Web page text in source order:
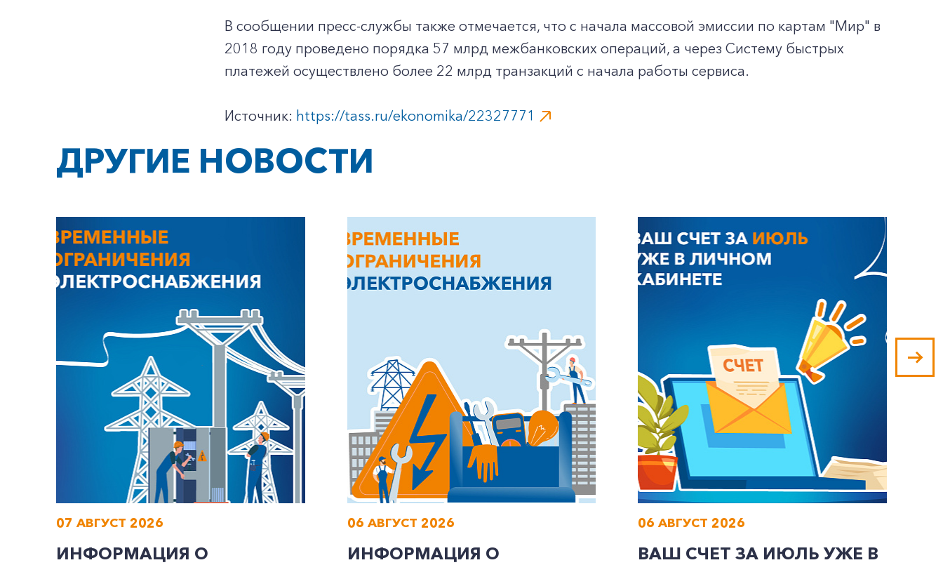
Заказать обратный звонок
Частным клиентам
Корпоративным клиентам
В сообщении пресс-службы также отмечается, что с начала массовой эмиссии по картам "Мир" в
2018 году проведено порядка 57 млрд межбанковских операций, а через Систему быстрых
платежей осуществлено более 22 млрд транзакций с начала работы сервиса.
Источник: https://tass.ru/ekonomika/22327771
ДРУГИЕ НОВОСТИ
07 АВГУСТ 2026
ИНФОРМАЦИЯ О
06 АВГУСТ 2026
ИНФОРМАЦИЯ О
06 АВГУСТ 2026
ВАШ СЧЕТ ЗА ИЮЛЬ УЖЕ В